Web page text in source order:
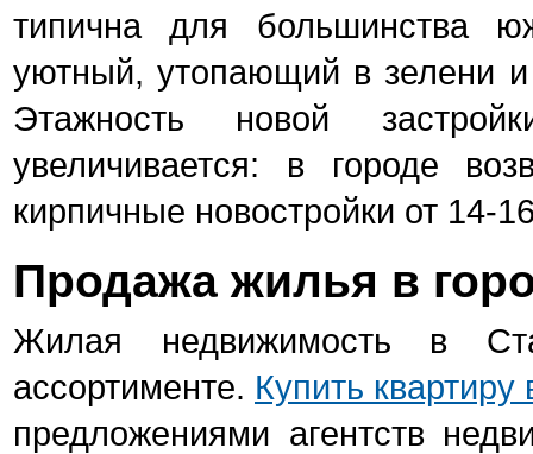
типична для большинства
уютный, утопающий в зелени
Этажность новой
увеличивается: в городе
кирпичные новостройки от 14-
Продажа жилья в
Жилая недвижимость в
ассортименте. Купить
предложениями агентств